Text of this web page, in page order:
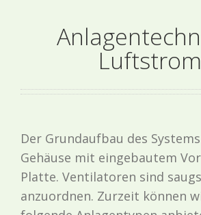
Der Grundaufbau des
Gehäuse mit eingebautem
Platte. Ventilatoren sind
anzuordnen. Zurzeit können